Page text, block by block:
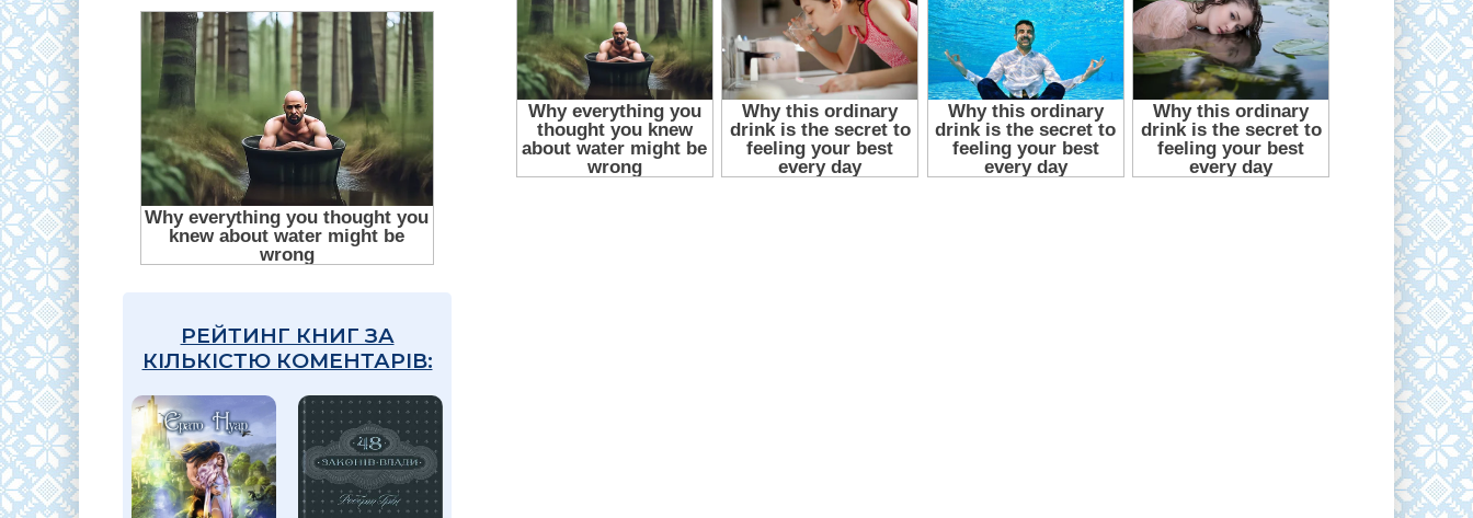
РЕЙТИНГ КНИГ ЗА
КІЛЬКІСТЮ КОМЕНТАРІВ: